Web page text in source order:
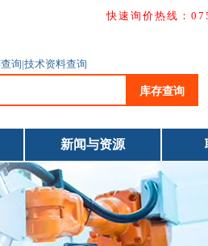
快速询价热线：
询|技术资料查询
库存查询
新闻与资源